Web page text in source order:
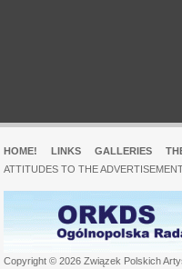
HOME! LINKS GALLERIES
ATTITUDES TO THE
Copyright © 2026 Związek Polskich